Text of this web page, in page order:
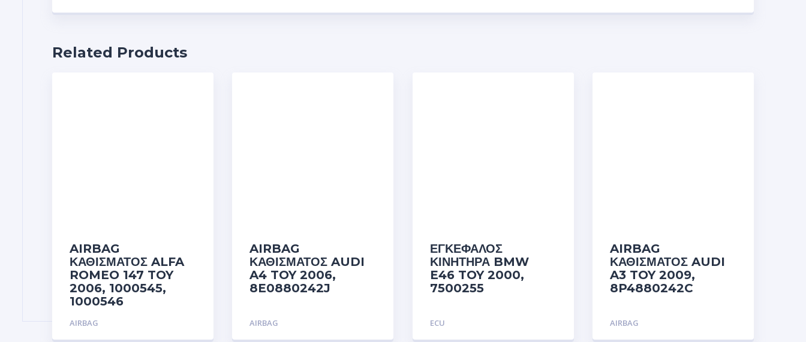
Related Products
AIRBAG
ΚΑΘΙΣΜΑΤΟΣ ALFA
ROMEO 147 TOY
2006, 1000545,
1000546
AIRBAG
AIRBAG
ΚΑΘΙΣΜΑΤΟΣ AUDI
A4 TOY 2006,
8E0880242J
AIRBAG
ΕΓΚΕΦΑΛΟΣ
ΚΙΝΗΤΗΡΑ BMW
E46 TOY 2000,
7500255
ECU
AIRBAG
ΚΑΘΙΣΜΑΤΟΣ AUDI
A3 TOY 2009,
8P4880242C
AIRBAG